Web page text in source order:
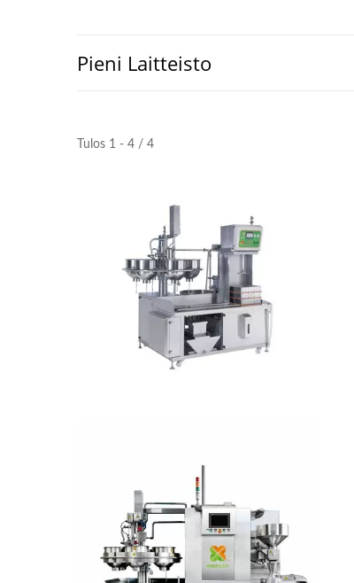
Pieni Laitteisto
Tulos 1 - 4 / 4Automaattinen Tofun